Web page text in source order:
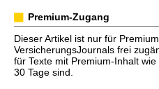
Premium-Zugang
Dieser Artikel ist nur für
VersicherungsJournals frei
für Texte mit Premium-Inhalt
30 Tage sind.